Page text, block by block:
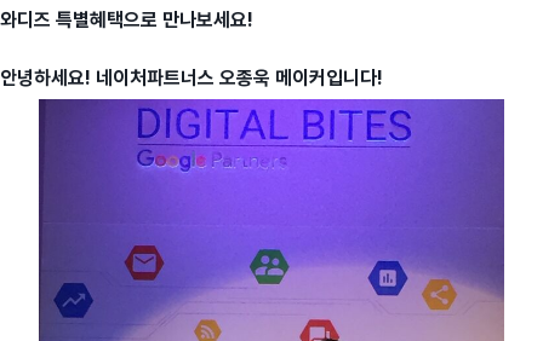
와디즈 특별혜택으로 만나보세요!
안녕하세요! 네이처파트너스 오종욱 메이커입니다!